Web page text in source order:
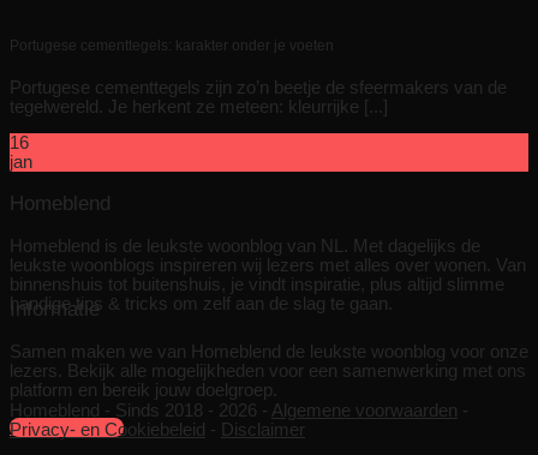
Portugese cementtegels: karakter onder je voeten
Portugese cementtegels zijn zo’n beetje de sfeermakers van de
tegelwereld. Je herkent ze meteen: kleurrijke [...]
16
jan
Homeblend
Homeblend is de leukste woonblog van NL. Met dagelijks de
leukste woonblogs inspireren wij lezers met alles over wonen. Van
binnenshuis tot buitenshuis, je vindt inspiratie, plus altijd slimme
handige tips & tricks om zelf aan de slag te gaan.
Informatie
Samen maken we van Homeblend de leukste woonblog voor onze
lezers. Bekijk alle mogelijkheden voor een samenwerking met ons
platform en bereik jouw doelgroep.
Samenwerken
Homeblend - Sinds 2018 - 2026 - Algemene voorwaarden -
Privacy- en Cookiebeleid - Disclaimer